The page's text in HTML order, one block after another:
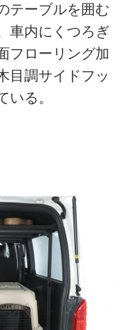
テーブルを囲む
車内にくつろぎ
フローリング加
目調サイドフッ
いる。